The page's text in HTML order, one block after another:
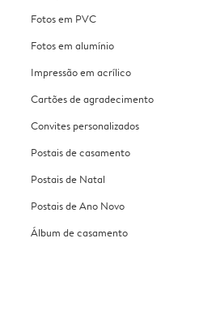
Fotos em PVC
Fotos em alumínio
Impressão em acrílico
Cartões de agradecimento
Convites personalizados
Postais de casamento
Postais de Natal
Postais de Ano Novo
Álbum de casamento